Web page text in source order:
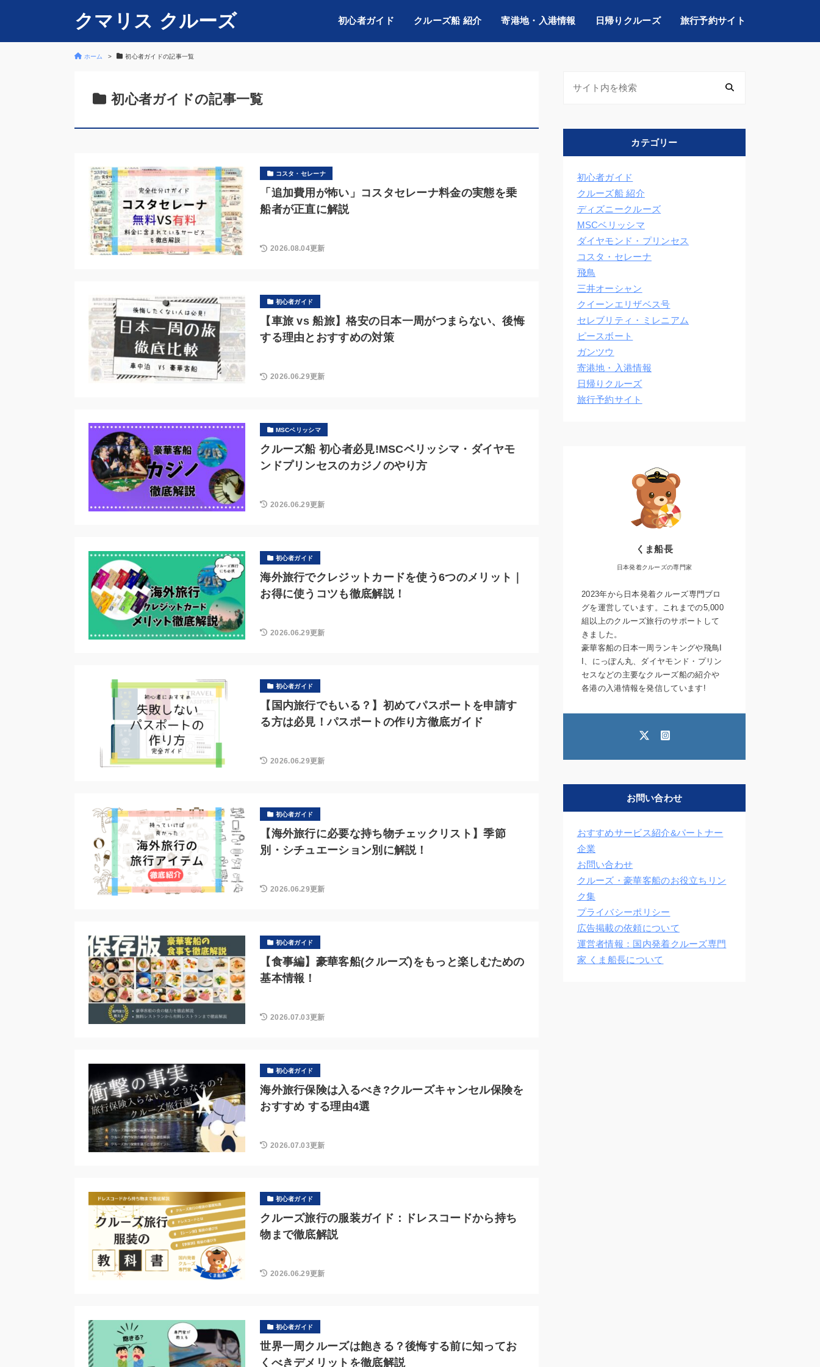
クマリス クルーズ 初心者ガイド クルーズ船 紹介 寄港地・入港情報 日帰りクルーズ 旅行予約サイト
ホーム 初心者ガイドの記事一覧
初心者ガイドの記事一覧
コスタ・セレーナ
「追加費用が怖い」コスタセレーナ料金の実態を乗
船者が正直に解説
2026.08.04更新
初心者ガイド
【車旅 vs 船旅】格安の日本一周がつまらない、後悔
する理由とおすすめの対策
2026.06.29更新
MSCベリッシマ
クルーズ船 初心者必見!MSCベリッシマ・ダイヤモ
ンドプリンセスのカジノのやり方
2026.06.29更新
初心者ガイド
海外旅行でクレジットカードを使う6つのメリット｜
お得に使うコツも徹底解説！
2026.06.29更新
初心者ガイド
【国内旅行でもいる？】初めてパスポートを申請す
る方は必見！パスポートの作り方徹底ガイド
2026.06.29更新
初心者ガイド
【海外旅行に必要な持ち物チェックリスト】季節
別・シチュエーション別に解説！
2026.06.29更新
初心者ガイド
【食事編】豪華客船(クルーズ)をもっと楽しむための
基本情報！
2026.07.03更新
初心者ガイド
海外旅行保険は入るべき?クルーズキャンセル保険を
おすすめ する理由4選
2026.07.03更新
初心者ガイド
クルーズ旅行の服装ガイド：ドレスコードから持ち
物まで徹底解説
2026.06.29更新
初心者ガイド
世界一周クルーズは飽きる？後悔する前に知ってお
くべきデメリットを徹底解説
カテゴリー
初心者ガイド
クルーズ船 紹介
ディズニークルーズ
MSCベリッシマ
ダイヤモンド・プリンセス
コスタ・セレーナ
飛鳥
三井オーシャン
クイーンエリザベス号
セレブリティ・ミレニアム
ピースボート
ガンツウ
寄港地・入港情報
日帰りクルーズ
旅行予約サイト
くま船長
日本発着クルーズの専門家
2023年から日本発着クルーズ専門ブロ
グを運営しています。これまでの5,000
組以上のクルーズ旅行のサポートして
きました。
豪華客船の日本一周ランキングや飛鳥I
I、にっぽん丸、ダイヤモンド・プリン
セスなどの主要なクルーズ船の紹介や
各港の入港情報を発信しています!
お問い合わせ
おすすめサービス紹介&パートナー
企業
お問い合わせ
クルーズ・豪華客船のお役立ちリン
ク集
プライバシーポリシー
広告掲載の依頼について
運営者情報：国内発着クルーズ専門
家 くま船長について